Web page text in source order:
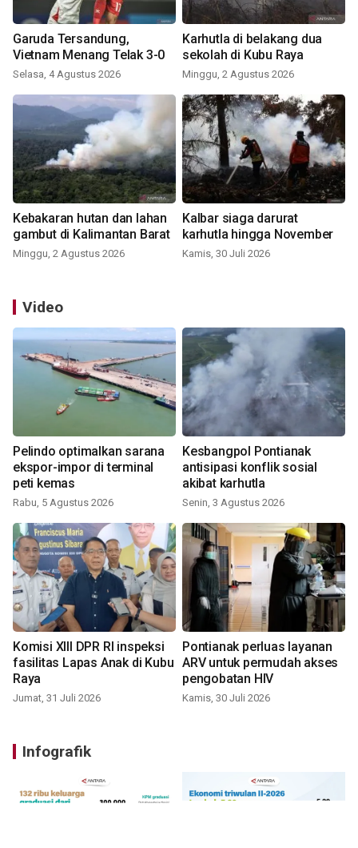
Garuda Tersandung,
Vietnam Menang Telak 3-0
Selasa, 4 Agustus 2026
Karhutla di belakang dua
sekolah di Kubu Raya
Minggu, 2 Agustus 2026
Kebakaran hutan dan lahan
gambut di Kalimantan Barat
Minggu, 2 Agustus 2026
Kalbar siaga darurat
karhutla hingga November
Kamis, 30 Juli 2026
Video
Pelindo optimalkan sarana
ekspor-impor di terminal
peti kemas
Rabu, 5 Agustus 2026
Kesbangpol Pontianak
antisipasi konflik sosial
akibat karhutla
Senin, 3 Agustus 2026
Komisi XIII DPR RI inspeksi
fasilitas Lapas Anak di Kubu
Raya
Jumat, 31 Juli 2026
Pontianak perluas layanan
ARV untuk permudah akses
pengobatan HIV
Kamis, 30 Juli 2026
Infografik